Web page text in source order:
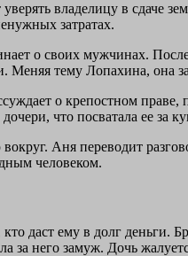
владелицу в сдаче
затратах.
о своих мужчинах.
тему Лопахина, она
о крепостном праве,
что посватала ее за
Аня переводит
человеком.
ему в долг деньги.
за него замуж. Дочь